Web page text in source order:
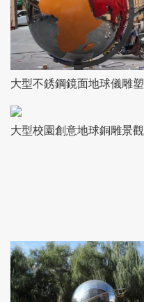
大型校園創意地球銅雕景觀